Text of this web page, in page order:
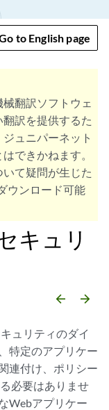
to English page
翻訳ソフトウェ
訳を提供するた
ュニパーネット
できかねます。
て疑問が生じた
ウンロード可能
キュリ
arrow_backward arrow_forward
ュリティのダイ
特定のアプリケー
連付け、ポリシー
必要はありませ
Webアプリケー